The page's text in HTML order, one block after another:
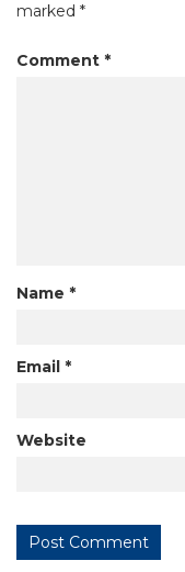
marked *
Comment *
Name *
Email *
Website